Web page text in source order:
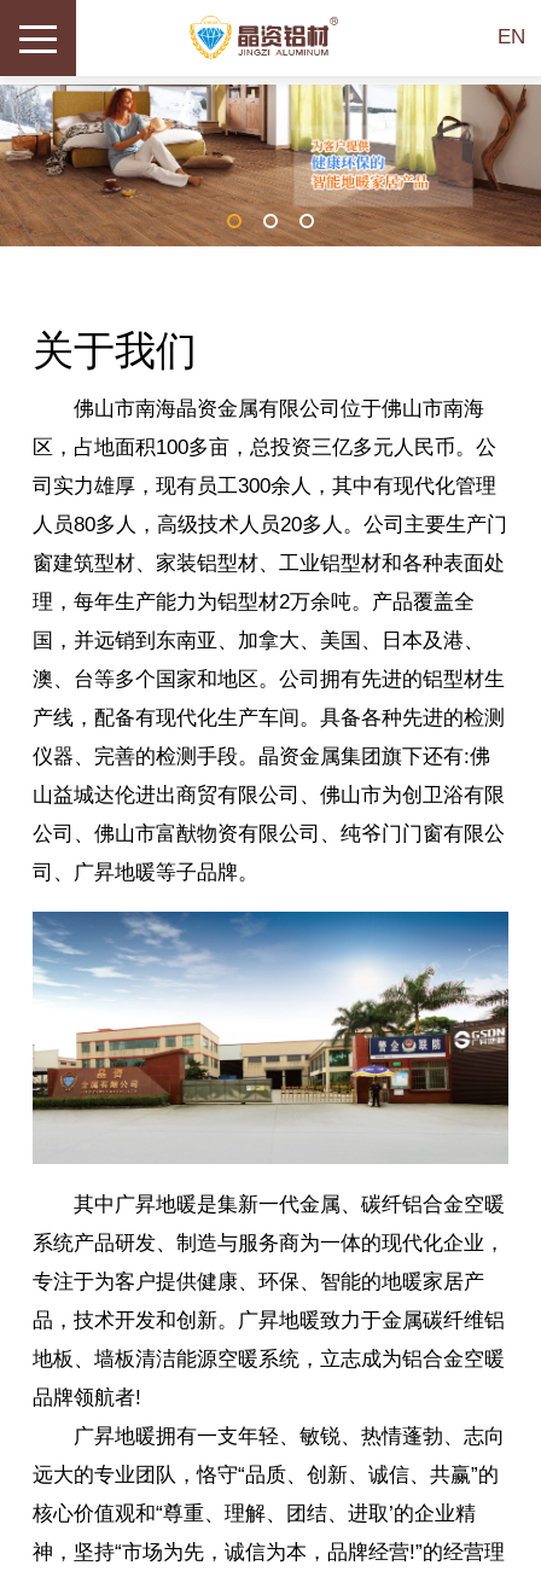
EN
关于我们
佛山市南海晶资金属有限公司位于佛山市南海
区，占地面积100多亩，总投资三亿多元人民币。公
司实力雄厚，现有员工300余人，其中有现代化管理
人员80多人，高级技术人员20多人。公司主要生产门
窗建筑型材、家装铝型材、工业铝型材和各种表面处
理，每年生产能力为铝型材2万余吨。产品覆盖全
国，并远销到东南亚、加拿大、美国、日本及港、
澳、台等多个国家和地区。公司拥有先进的铝型材生
产线，配备有现代化生产车间。具备各种先进的检测
仪器、完善的检测手段。晶资金属集团旗下还有:佛
山益城达伦进出商贸有限公司、佛山市为创卫浴有限
公司、佛山市富猷物资有限公司、纯爷门门窗有限公
司、广昇地暖等子品牌。
其中广昇地暖是集新一代金属、碳纤铝合金空暖
系统产品研发、制造与服务商为一体的现代化企业，
专注于为客户提供健康、环保、智能的地暖家居产
品，技术开发和创新。广昇地暖致力于金属碳纤维铝
地板、墙板清洁能源空暖系统，立志成为铝合金空暖
品牌领航者!
广昇地暖拥有一支年轻、敏锐、热情蓬勃、志向
远大的专业团队，恪守“品质、创新、诚信、共赢”的
核心价值观和“尊重、理解、团结、进取’的企业精
神，坚持“市场为先，诚信为本，品牌经营!”的经营理